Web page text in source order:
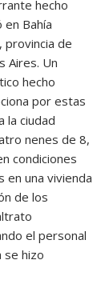
hecho
en Bahía
provincia de
Aires. Un
hecho
por estas
la ciudad
nenes de 8,
condiciones
en una vivienda
de los
el personal
se hizo